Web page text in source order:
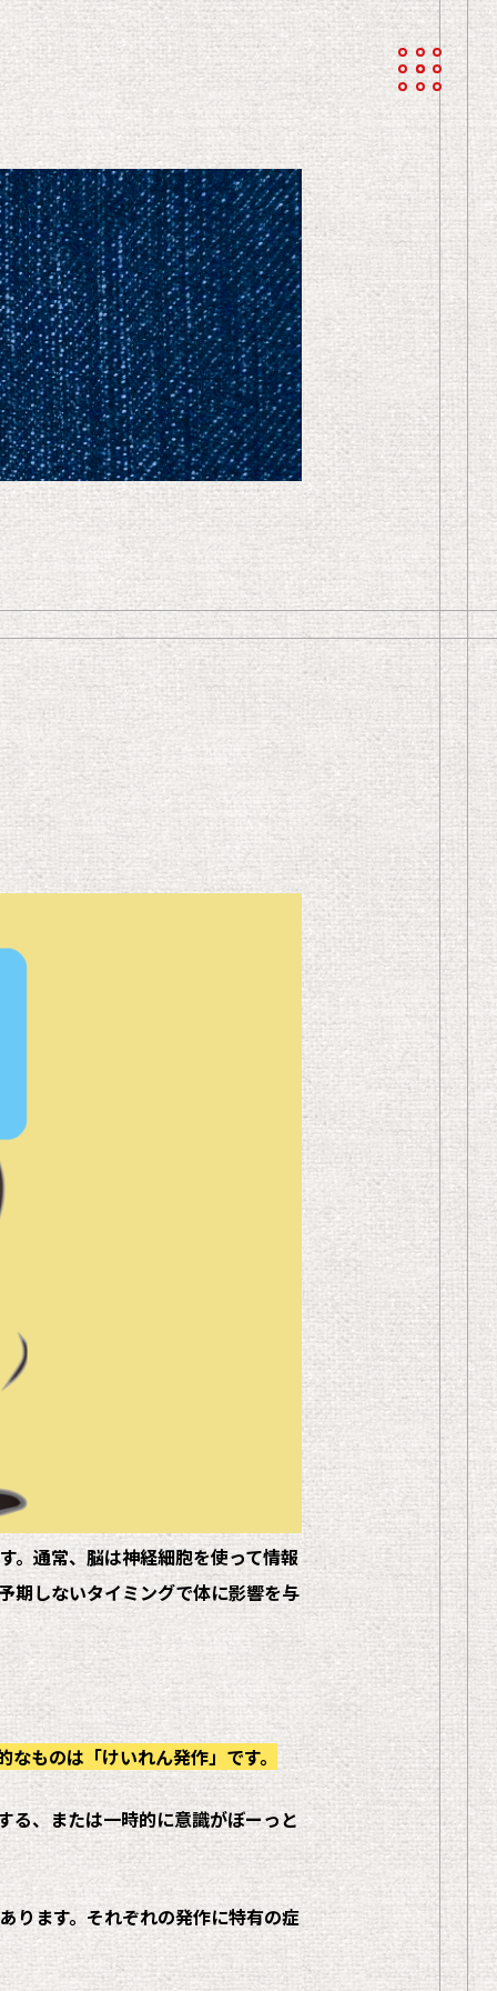
。通常、脳は神経細胞を使って情報
期しないタイミングで体に影響を与
なものは「けいれん発作」です。
る、または一時的に意識がぼーっと
ります。それぞれの発作に特有の症